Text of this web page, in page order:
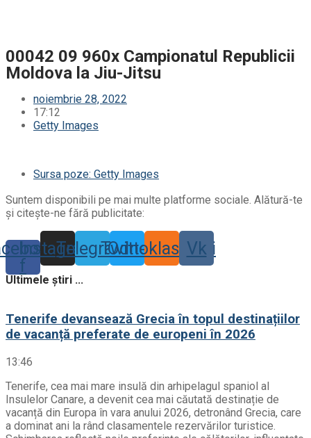
00042 09 960x Campionatul Republicii
Moldova la Jiu-Jitsu
noiembrie 28, 2022
17:12
Getty Images
Sursa poze: Getty Images
Suntem disponibili pe mai multe platforme sociale. Alătură-te
și citește-ne fără publicitate:
f
Instagram
TelegramTwitter
Odnoklassniki
Vk
Ultimele știri ...
Tenerife devansează Grecia în topul destinațiilor
de vacanță preferate de europeni în 2026
13:46
Tenerife, cea mai mare insulă din arhipelagul spaniol al
Insulelor Canare, a devenit cea mai căutată destinație de
vacanță din Europa în vara anului 2026, detronând Grecia, care
a dominat ani la rând clasamentele rezervărilor turistice.